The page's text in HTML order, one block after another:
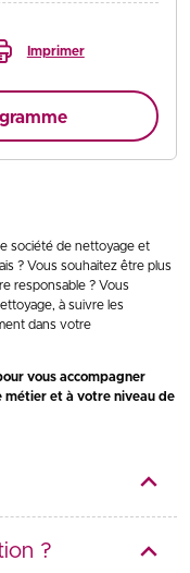
Imprimer
société de nettoyage et
? Vous souhaitez être plus
responsable ? Vous
à suivre les
dans votre
vous accompagner
métier et à votre niveau de
?